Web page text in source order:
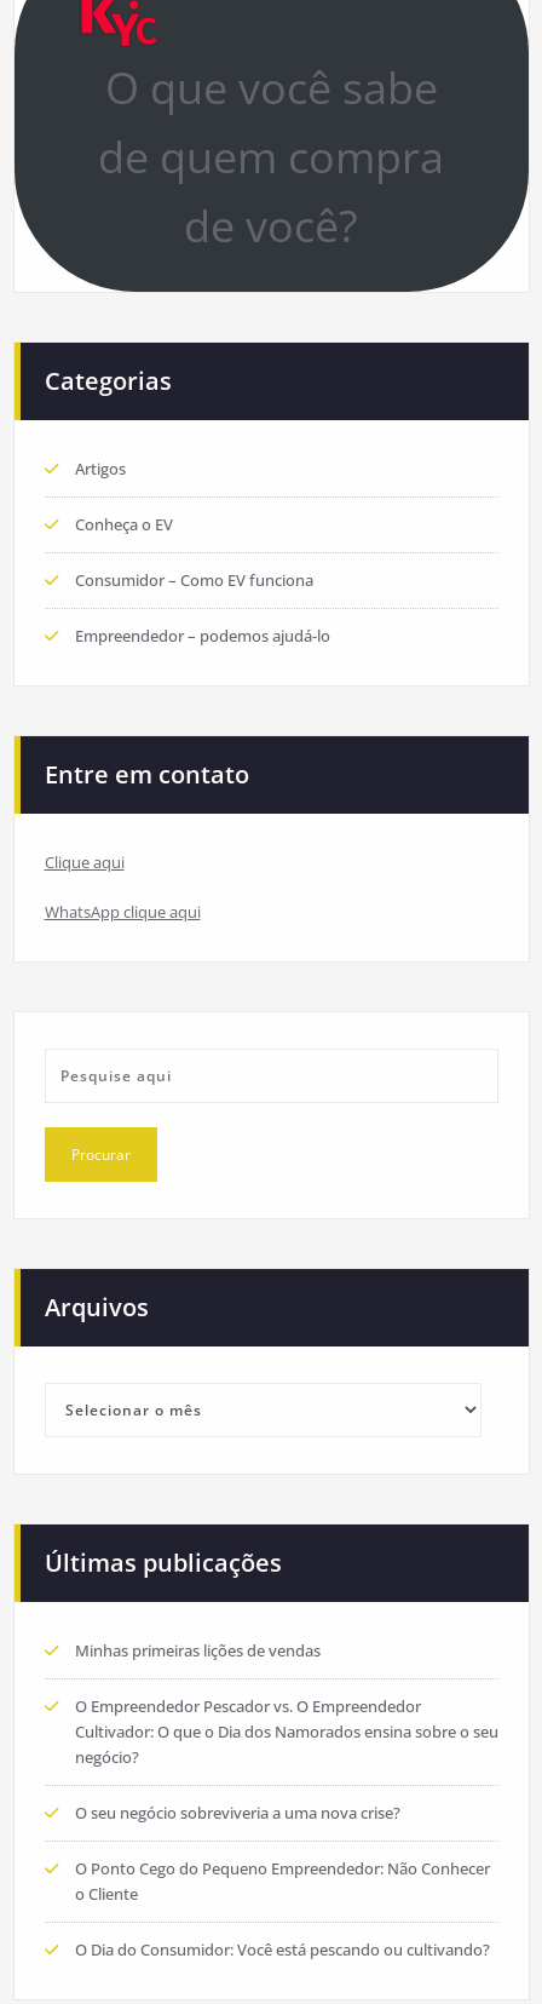
O que você sabe
de quem compra
de você?
Categorias
Artigos
Conheça o EV
Consumidor – Como EV funciona
Empreendedor – podemos ajudá-lo
Entre em contato
Clique aqui
WhatsApp clique aqui
Arquivos
Últimas publicações
Minhas primeiras lições de vendas
O Empreendedor Pescador vs. O Empreendedor
Cultivador: O que o Dia dos Namorados ensina sobre o seu
negócio?
O seu negócio sobreviveria a uma nova crise?
O Ponto Cego do Pequeno Empreendedor: Não Conhecer
o Cliente
O Dia do Consumidor: Você está pescando ou cultivando?